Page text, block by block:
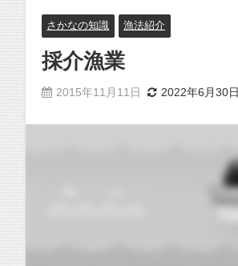
さかなの知識 漁法紹介
採介漁業
2015年11月11日 2022年6月30日